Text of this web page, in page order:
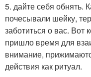
5. дайте себя обнять.
почесывали шейку,
заботиться о вас. Вот
пришло время для
внимание,
действия как ритуал.